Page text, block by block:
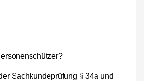
Sachkundeprüfung § 34a und